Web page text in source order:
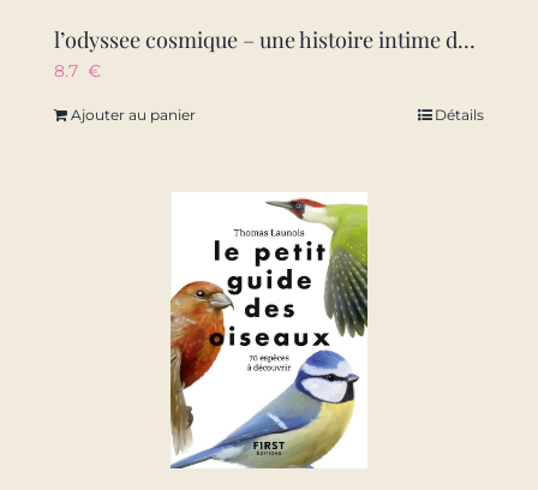
l’odyssee cosmique – une histoire intime des etoiles
8.7 €
Ajouter au panier Détails